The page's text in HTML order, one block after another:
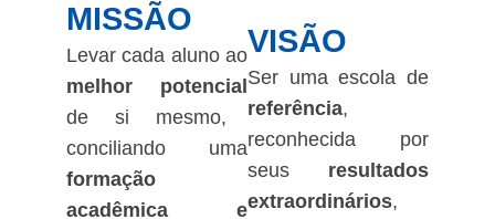
MISSÃO
Levar cada aluno ao
melhor potencial
de si mesmo,
conciliando uma
formação
acadêmica e
VISÃO
Ser uma escola de
referência,
reconhecida por
seus resultados
extraordinários,